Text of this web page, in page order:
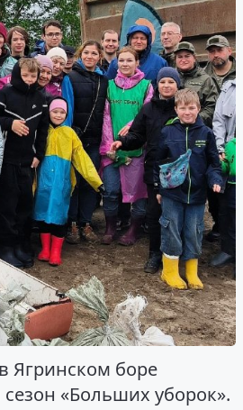
Ягринском боре
«Больших уборок».